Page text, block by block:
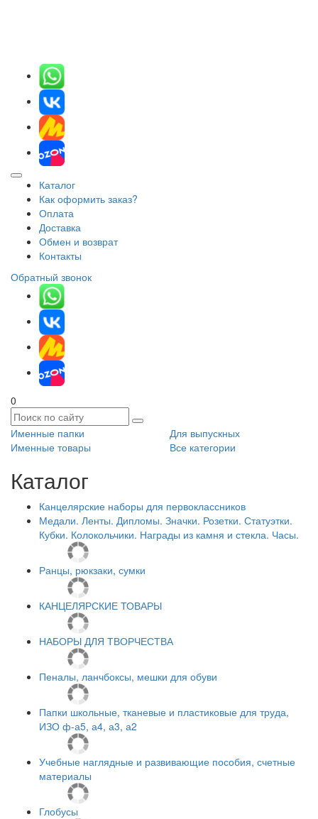
Каталог
Как оформить заказ?
Оплата
Доставка
Обмен и возврат
Контакты
Обратный звонок
0
Именные папки
Для выпускных
Именные товары
Все категории
Каталог
Канцелярские наборы для первоклассников
Медали. Ленты. Дипломы. Значки. Розетки. Статуэтки.
Кубки. Колокольчики. Награды из камня и стекла. Часы.
Ранцы, рюкзаки, сумки
КАНЦЕЛЯРСКИЕ ТОВАРЫ
НАБОРЫ ДЛЯ ТВОРЧЕСТВА
Пеналы, ланчбоксы, мешки для обуви
Папки школьные, тканевые и пластиковые для труда,
ИЗО ф-а5, а4, а3, а2
Учебные наглядные и развивающие пособия, счетные
материалы
Глобусы